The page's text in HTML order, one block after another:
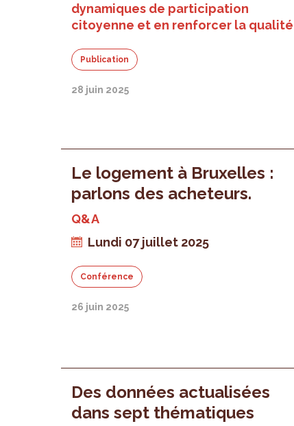
dynamiques de participation
citoyenne et en renforcer la qualité
Publication
28 juin 2025
Le logement à Bruxelles :
parlons des acheteurs.
Q&A
Lundi 07 juillet 2025
Conférence
26 juin 2025
Des données actualisées
dans sept thématiques